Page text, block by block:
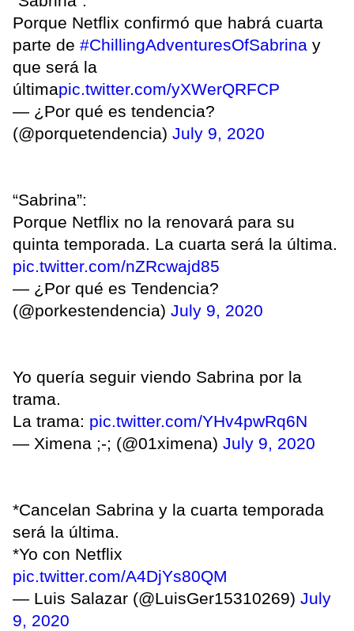
Porque Netflix confirmó que habrá cuarta
parte de #ChillingAdventuresOfSabrina y
que será la
últimapic.twitter.com/yXWerQRFCP
— ¿Por qué es tendencia?
(@porquetendencia) July 9, 2020
“Sabrina”:
Porque Netflix no la renovará para su
quinta temporada. La cuarta será la última.
pic.twitter.com/nZRcwajd85
— ¿Por qué es Tendencia?
(@porkestendencia) July 9, 2020
Yo quería seguir viendo Sabrina por la
trama.
La trama: pic.twitter.com/YHv4pwRq6N
— Ximena ;-; (@01ximena) July 9, 2020
*Cancelan Sabrina y la cuarta temporada
será la última.
*Yo con Netflix
pic.twitter.com/A4DjYs80QM
— Luis Salazar (@LuisGer15310269) July
9, 2020